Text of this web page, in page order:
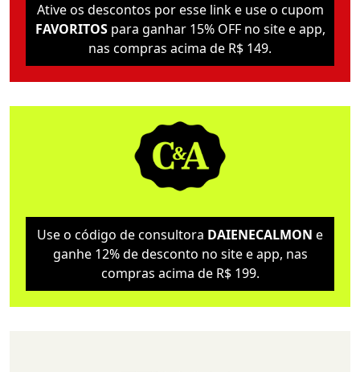
Ative os descontos por esse link e use o cupom
FAVORITOSpara ganhar 15% OFF no site e app,
nas compras acima de R$ 149.
Use o código de consultora DAIENECALMON e
ganhe 12% de desconto no site e app, nas
compras acima de R$ 199.